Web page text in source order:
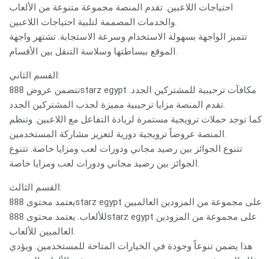
احتياجات اللاعبين. تقدم المنصة مجموعة متنوعة من الألعاب
والخدمات المصممة لتلبية احتياجات اللاعبين.
تتميز الواجهة بسهولة الاستخدام وسرعة الاستجابة. تشتهر واجهة
الموقع ببساطتها وسلاسة التنقل بين الأقسام.
القسم الثاني:
تتضمن عروض 888starz egypt مكافآت ترحيبية للمشتركين الجدد.
تقدم المنصة مزايا ترحيبية مميزة لجذب المشتركين الجدد.
كما توجد حملات ترويجية مستمرة لزيادة التفاعل مع اللاعبين. وتنظم
المنصة عروضاً ترويجية دورية لتعزيز مشاركة المستخدمين.
تتنوع الجوائز بين رصيد مجاني ودورات لعب ومزايا خاصة. تتنوع
الجوائز بين رصيد مجاني ودورات لعب ومزايا خاصة.
القسم الثالث:
يعتمد محتوى 888starz egypt على مجموعة من المزودين العالميين
للألعاب. يعتمد محتوى 888starz egypt على مجموعة من المزودين
العالميين للألعاب.
هذا يضمن تنوعاً وجودة في الخيارات المتاحة للمستخدمين. ويؤدي